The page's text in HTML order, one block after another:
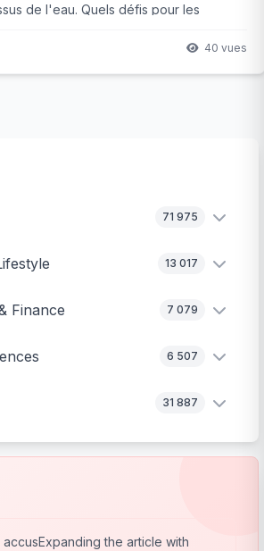
de l'eau. Quels défis pour les
40 vues
71 975
13 017
Finance 7 079
6 507
31 887
the article with